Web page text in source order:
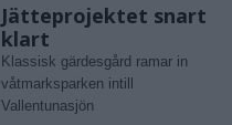
Jätteprojektet snart
klart
Klassisk gärdesgård ramar in
våtmarksparken intill
Vallentunasjön